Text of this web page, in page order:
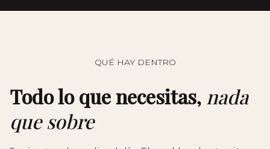
QUÉ HAY DENTRO
Todo lo que necesitas, nada
que sobre